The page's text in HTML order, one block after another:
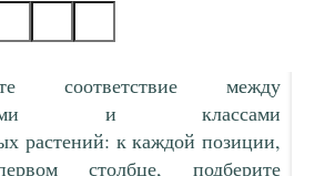
соответствие между
и классами
растений: к каждой позиции,
столбце, подберите